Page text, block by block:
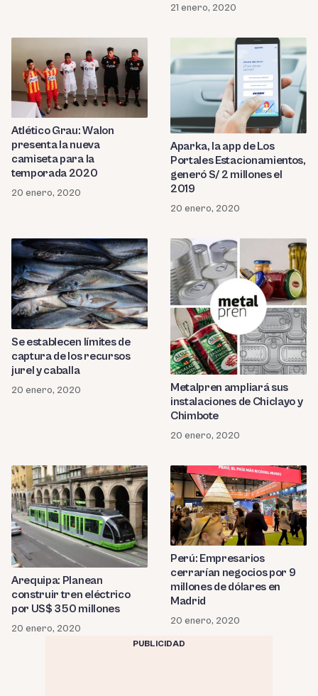
21 enero, 2020
Atlético Grau: Walon
presenta la nueva
camiseta para la
temporada 2020
20 enero, 2020
Aparka, la app de Los
Portales Estacionamientos,
generó S/ 2 millones el
2019
20 enero, 2020
Se establecen límites de
captura de los recursos
jurel y caballa
20 enero, 2020
Metalpren ampliará sus
instalaciones de Chiclayo y
Chimbote
20 enero, 2020
Arequipa: Planean
construir tren eléctrico
por US$ 350 millones
20 enero, 2020
Perú: Empresarios
cerrarían negocios por 9
millones de dólares en
Madrid
20 enero, 2020
PUBLICIDAD